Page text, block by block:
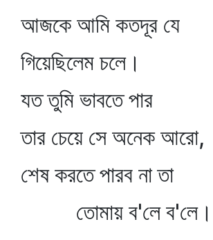
আজকে আমি কতদূর যে
গিয়েছিলেম চলে।
যত তুমি ভাবতে পার
তার চেয়ে সে অনেক আরো,
শেষ করতে পারব না তা
তোমায় ব'লে ব'লে।